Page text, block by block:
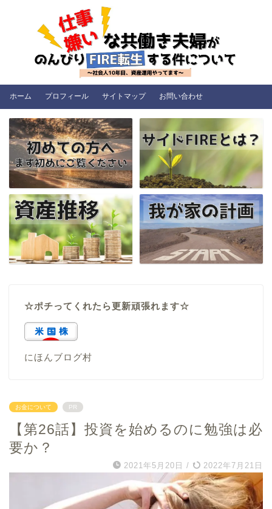
ホーム プロフィール サイトマップ お問い合わせ
☆ポチってくれたら更新頑張れます☆
にほんブログ村
お金について PR
【第26話】投資を始めるのに勉強は必
要か？
2021年5月20日 / 2022年7月21日